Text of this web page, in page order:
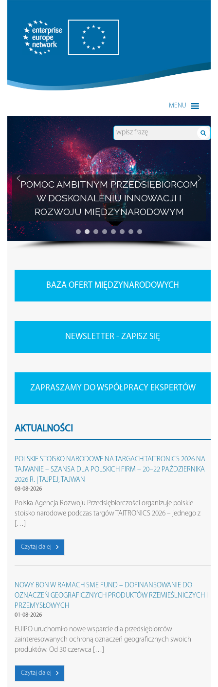
Enterprise Europe Network
MENU
POMOC AMBITNYM PRZEDSIĘBIORCOM
W DOSKONALENIU INNOWACJI I
ROZWOJU MIĘDZYNARODOWYM
BAZA OFERT MIĘDZYNARODOWYCH
NEWSLETTER - ZAPISZ SIĘ
ZAPRASZAMY DO WSPÓŁPRACY EKSPERTÓW
AKTUALNOŚCI
POLSKIE STOISKO NARODOWE NA TARGACH TAITRONICS 2026 NA
TAJWANIE – SZANSA DLA POLSKICH FIRM – 20–22 PAŹDZIERNIKA
2026 R. | TAJPEJ, TAJWAN
03-08-2026
Polska Agencja Rozwoju Przedsiębiorczości organizuje polskie
stoisko narodowe podczas targów TAITRONICS 2026 – jednego z
[…]
Czytaj dalej
NOWY BON W RAMACH SME FUND – DOFINANSOWANIE DO
OZNACZEŃ GEOGRAFICZNYCH PRODUKTÓW RZEMIEŚLNICZYCH I
PRZEMYSŁOWYCH
01-08-2026
EUIPO uruchomiło nowe wsparcie dla przedsiębiorców
zainteresowanych ochroną oznaczeń geograficznych swoich
produktów. Od 30 czerwca […]
Czytaj dalej